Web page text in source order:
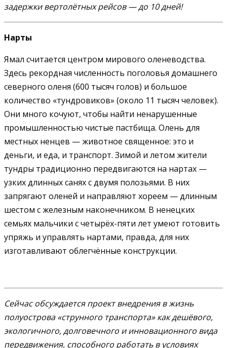
задержки вертолётных рейсов — до 10 дней!
Нарты
Ямал считается центром мирового оленеводства.
Здесь рекордная численность поголовья домашнего
северного оленя (600 тысяч голов) и большое
количество «тундровиков» (около 11 тысяч человек).
Они много кочуют, чтобы найти ненарушенные
промышленностью чистые пастбища. Олень для
местных ненцев — животное священное: это и
деньги, и еда, и транспорт. Зимой и летом жители
тундры традиционно передвигаются на нартах —
узких длинных санях с двумя полозьями. В них
запрягают оленей и направляют хореем — длинным
шестом с железным наконечником. В ненецких
семьях мальчики с четырёх-пяти лет умеют готовить
упряжь и управлять нартами, правда, для них
изготавливают облегчённые конструкции.
Сейчас обсуждается проект внедрения в жизнь
полуострова «струнного транспорта» как дешёвого,
экологичного, долговечного и инновационного вида
передвижения, способного работать в условиях